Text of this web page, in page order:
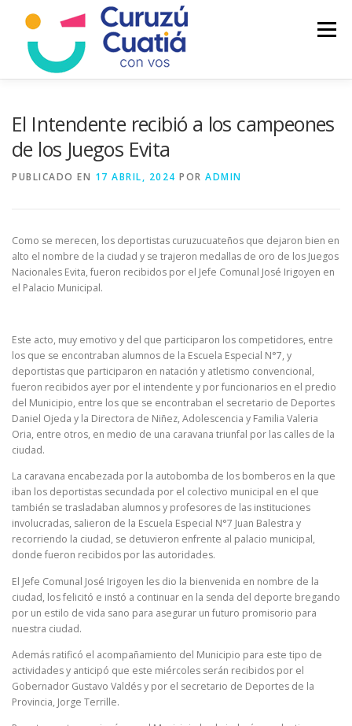
contenido
Menú
El Intendente recibió a los campeones
de los Juegos Evita
PUBLICADO EN 17 ABRIL, 2024 POR ADMIN
Como se merecen, los deportistas curuzucuateños que dejaron bien en
alto el nombre de la ciudad y se trajeron medallas de oro de los Juegos
Nacionales Evita, fueron recibidos por el Jefe Comunal José Irigoyen en
el Palacio Municipal.
Este acto, muy emotivo y del que participaron los competidores, entre
los que se encontraban alumnos de la Escuela Especial N°7, y
deportistas que participaron en natación y atletismo convencional,
fueron recibidos ayer por el intendente y por funcionarios en el predio
del Municipio, entre los que se encontraban el secretario de Deportes
Daniel Ojeda y la Directora de Niñez, Adolescencia y Familia Valeria
Oria, entre otros, en medio de una caravana triunfal por las calles de la
ciudad.
La caravana encabezada por la autobomba de los bomberos en la que
iban los deportistas secundada por el colectivo municipal en el que
también se trasladaban alumnos y profesores de las instituciones
involucradas, salieron de la Escuela Especial N°7 Juan Balestra y
recorriendo la ciudad, se detuvieron enfrente al palacio municipal,
donde fueron recibidos por las autoridades.
El Jefe Comunal José Irigoyen les dio la bienvenida en nombre de la
ciudad, los felicitó e instó a continuar en la senda del deporte bregando
por un estilo de vida sano para asegurar un futuro promisorio para
nuestra ciudad.
Además ratificó el acompañamiento del Municipio para este tipo de
actividades y anticipó que este miércoles serán recibidos por el
Gobernador Gustavo Valdés y por el secretario de Deportes de la
Provincia, Jorge Terrille.